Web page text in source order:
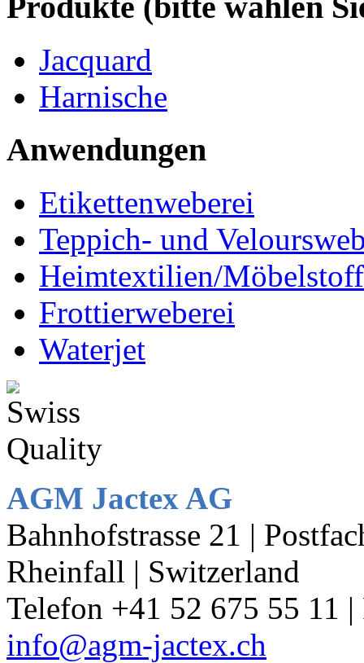
Jacquard
Harnische
Anwendungen
Etikettenweberei
Teppich- und
Heimtextilien/
Frottierweberei
Waterjet
AGM Jactex AG
Bahnhofstrasse 21 |
Rheinfall | Switzerland
Telefon +41 52 675 55 11
info@agm-jactex.ch